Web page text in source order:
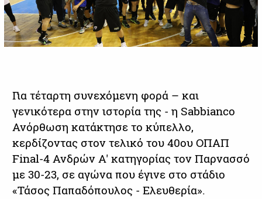
Για τέταρτη συνεχόμενη φορά – και
γενικότερα στην ιστορία της - η Sabbianco
Ανόρθωση κατάκτησε το κύπελλο,
κερδίζοντας στον τελικό του 40oυ ΟΠΑΠ
Final-4 Ανδρών Α' κατηγορίας τον Παρνασσό
με 30-23, σε αγώνα που έγινε στο στάδιο
«Τάσος Παπαδόπουλος - Ελευθερία».